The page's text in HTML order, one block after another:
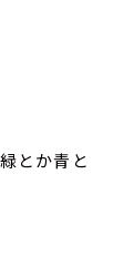
とか青と